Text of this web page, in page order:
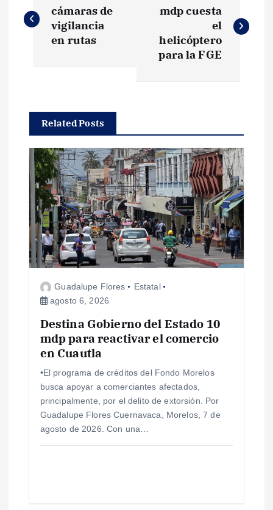
a
g
a
c
ó
n
cámaras de
vigilancia
en rutas
mdp cuesta
el
helicóptero
para la FGE
Related Posts
Guadalupe Flores
Estatal
agosto 6, 2026
Destina Gobierno del Estado 10
mdp para reactivar el comercio
en Cuautla
•El programa de créditos del Fondo Morelos
busca apoyar a comerciantes afectados,
principalmente, por el delito de extorsión. Por
Guadalupe Flores Cuernavaca, Morelos, 7 de
agosto de 2026. Con una…